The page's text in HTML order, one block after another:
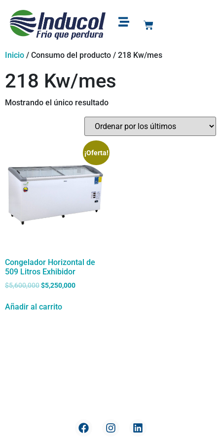
Inicio / Consumo del producto / 218 Kw/mes
218 Kw/mes
Mostrando el único resultado
¡Oferta!
Congelador Horizontal de
509 Litros Exhibidor
$5,600,000$5,250,000
Añadir al carrito